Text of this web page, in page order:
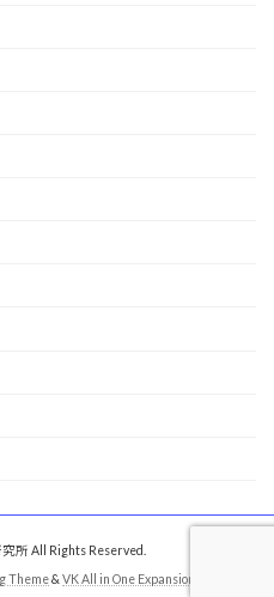
所 All Rights Reserved.
Theme& VK All in One Expansion Unit